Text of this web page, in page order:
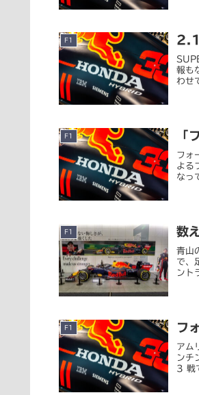
F1
報も
わせ
F1 「
フォ
よる
なっ
F1 数
青山
で、
ント
F1 フ
アム
ンチ
3 戦